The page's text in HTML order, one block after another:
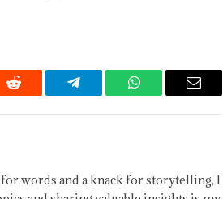
Reddit Telegram WhatsAppEmail
words and a knack for storytelling, I